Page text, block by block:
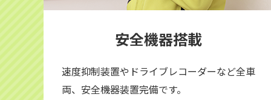
安全機器搭載
速度抑制装置やドライブレコーダーなど全車
両、安全機器装置完備です。